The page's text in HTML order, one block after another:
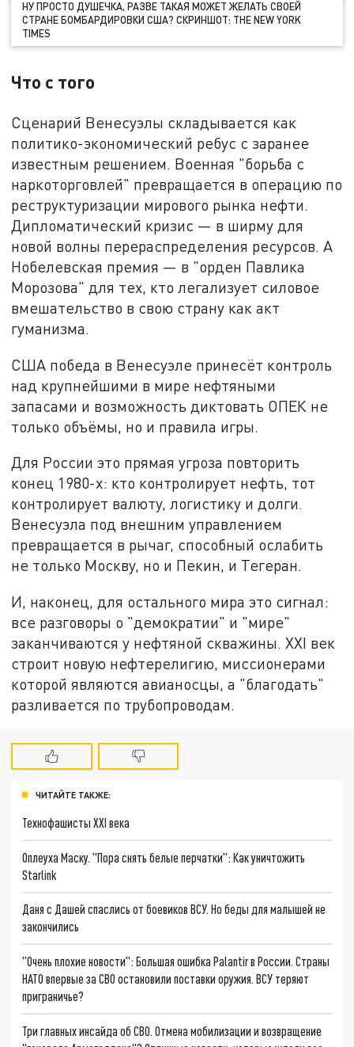
НУ ПРОСТО ДУШЕЧКА, РАЗВЕ ТАКАЯ МОЖЕТ ЖЕЛАТЬ СВОЕЙ
СТРАНЕ БОМБАРДИРОВКИ США? СКРИНШОТ: THE NEW YORK
TIMES
Что с того
Сценарий Венесуэлы складывается как
политико-экономический ребус с заранее
известным решением. Военная "борьба с
наркоторговлей" превращается в операцию по
реструктуризации мирового рынка нефти.
Дипломатический кризис — в ширму для
новой волны перераспределения ресурсов. А
Нобелевская премия — в "орден Павлика
Морозова" для тех, кто легализует силовое
вмешательство в свою страну как акт
гуманизма.
США победа в Венесуэле принесёт контроль
над крупнейшими в мире нефтяными
запасами и возможность диктовать ОПЕК не
только объёмы, но и правила игры.
Для России это прямая угроза повторить
конец 1980-х: кто контролирует нефть, тот
контролирует валюту, логистику и долги.
Венесуэла под внешним управлением
превращается в рычаг, способный ослабить
не только Москву, но и Пекин, и Тегеран.
И, наконец, для остального мира это сигнал:
все разговоры о "демократии" и "мире"
заканчиваются у нефтяной скважины. XXI век
строит новую нефтерелигию, миссионерами
которой являются авианосцы, а "благодать"
разливается по трубопроводам.
ЧИТАЙТЕ ТАКЖЕ:
Технофашисты XXI века
Оплеуха Маску. "Пора снять белые перчатки": Как уничтожить
Starlink
Даня с Дашей спаслись от боевиков ВСУ. Но беды для малышей не
закончились
"Очень плохие новости": Большая ошибка Palantir в России. Страны
НАТО впервые за СВО остановили поставки оружия. ВСУ теряют
приграничье?
Три главных инсайда об СВО. Отмена мобилизации и возвращение